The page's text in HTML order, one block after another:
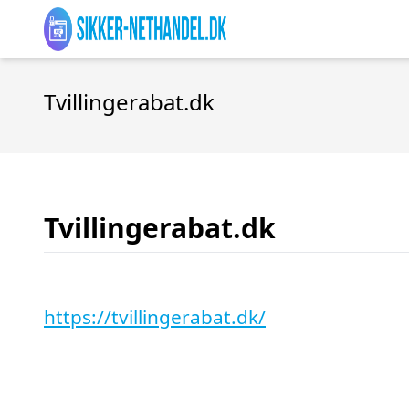
Tvillingerabat.dk
Tvillingerabat.dk
https://tvillingerabat.dk/